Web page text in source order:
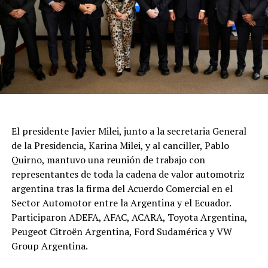
El presidente Javier Milei, junto a la secretaria General
de la Presidencia, Karina Milei, y al canciller, Pablo
Quirno, mantuvo una reunión de trabajo con
representantes de toda la cadena de valor automotriz
argentina tras la firma del Acuerdo Comercial en el
Sector Automotor entre la Argentina y el Ecuador.
Participaron ADEFA, AFAC, ACARA, Toyota Argentina,
Peugeot Citroën Argentina, Ford Sudamérica y VW
Group Argentina.